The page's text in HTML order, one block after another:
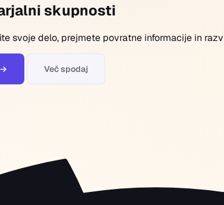
skupnosti
svoje delo, prejmete povratne informacije in
→ Več spodaj